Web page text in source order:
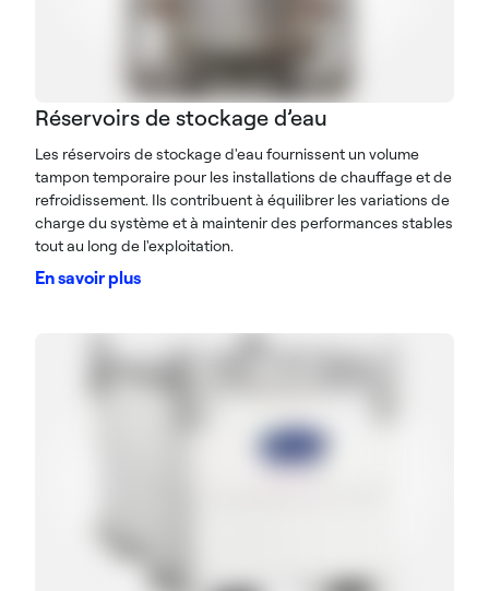
Réservoirs de stockage d’eau
Les réservoirs de stockage d'eau fournissent un volume
tampon temporaire pour les installations de chauffage et de
refroidissement. Ils contribuent à équilibrer les variations de
charge du système et à maintenir des performances stables
tout au long de l'exploitation.
En savoir plus